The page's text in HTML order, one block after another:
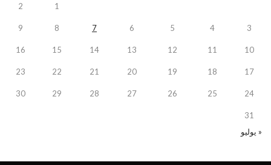
1
2
3
4
5
6
7
8
9
10
11
12
13
14
15
16
17
18
19
20
21
22
23
24
25
26
27
28
29
30
31
« يوليو